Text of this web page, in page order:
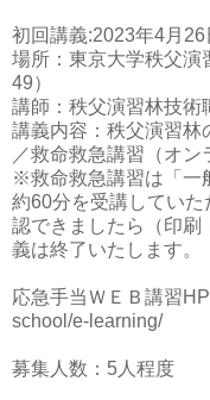
初回講義:2023年4月
場所：東京大学秩父演
49）
講師：秩父演習林技術
講義内容：秩父演習林
／救命救急講習（オン
※救命救急講習は「一
約60分を受講してい
認できましたら（印刷
義は終了いたします。
応急手当ＷＥＢ講習
school/e-learning/
募集人数：5人程度